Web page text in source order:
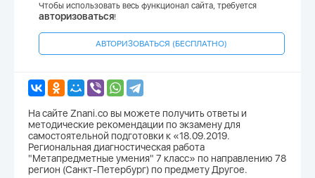
Чтобы использовать весь функционал сайта, требуется
авторизоваться!
АВТОРИЗОВАТЬСЯ (БЕСПЛАТНО)
На сайте Znani.co вы можете получить ответы и
методические рекомендации по экзамену для
самостоятельной подготовки к «18.09.2019.
Региональная диагностическая работа
"Метапредметные умения" 7 класс» по направлению 78
регион (Санкт-Петербург) по предмету Другое.